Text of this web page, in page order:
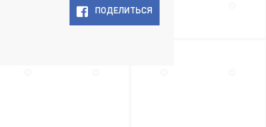
ПОДЕЛИТЬСЯ